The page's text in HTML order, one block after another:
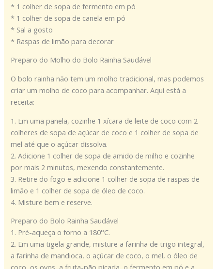
* 1 colher de sopa de fermento em pó
* 1 colher de sopa de canela em pó
* Sal a gosto
* Raspas de limão para decorar
Preparo do Molho do Bolo Rainha Saudável
O bolo rainha não tem um molho tradicional, mas podemos
criar um molho de coco para acompanhar. Aqui está a
receita:
1. Em uma panela, cozinhe 1 xícara de leite de coco com 2
colheres de sopa de açúcar de coco e 1 colher de sopa de
mel até que o açúcar dissolva.
2. Adicione 1 colher de sopa de amido de milho e cozinhe
por mais 2 minutos, mexendo constantemente.
3. Retire do fogo e adicione 1 colher de sopa de raspas de
limão e 1 colher de sopa de óleo de coco.
4. Misture bem e reserve.
Preparo do Bolo Rainha Saudável
1. Pré-aqueça o forno a 180°C.
2. Em uma tigela grande, misture a farinha de trigo integral,
a farinha de mandioca, o açúcar de coco, o mel, o óleo de